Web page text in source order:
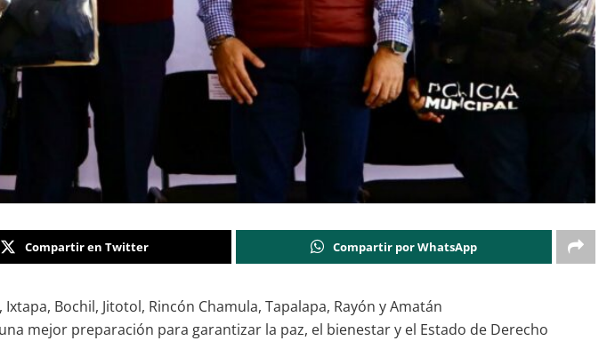
Compartir en Twitter Compartir por WhatsApp
Bochil, Jitotol, Rincón Chamula, Tapalapa, Rayón y Amatán
mejor preparación para garantizar la paz, el bienestar y el Estado de Derecho